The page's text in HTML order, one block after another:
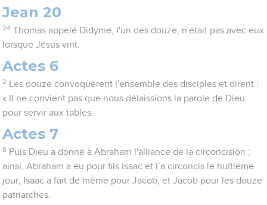
Jean 20
24 Thomas appelé Didyme, l'un des douze, n'était pas avec eux
lorsque Jésus vint.
Actes 6
2
Les douze convoquèrent l'ensemble des disciples et dirent :
« Il ne convient pas que nous délaissions la parole de Dieu
pour servir aux tables.
Actes 7
8 Puis Dieu a donné à Abraham l'alliance de la circoncision ;
ainsi, Abraham a eu pour fils Isaac et l’a circoncis le huitième
jour, Isaac a fait de même pour Jacob, et Jacob pour les douze
patriarches.